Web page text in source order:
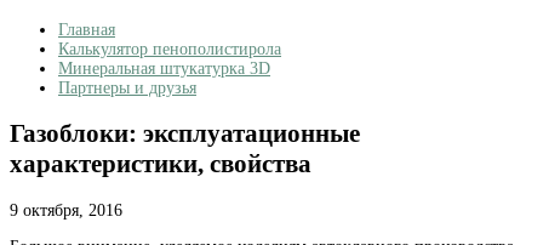
Главная
Калькулятор пенополистирола
Минеральная штукатурка 3D
Партнеры и друзья
Газоблоки: эксплуатационные
характеристики, свойства
9 октября, 2016